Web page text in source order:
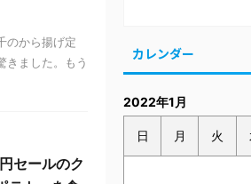
のから揚げ定
きました。もう
セールのク
カレンダー
2022年1月
日 月 火